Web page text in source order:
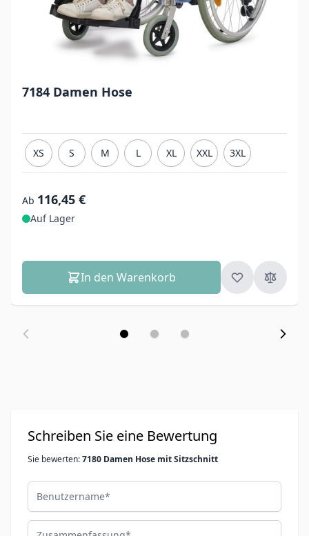
7184 Damen Hose
XS S M L XL XXL 3XL
Ab 116,45 €
Auf Lager
In den Warenkorb
Schreiben Sie eine Bewertung
Sie bewerten:7180 Damen Hose mit Sitzschnitt
Benutzername
Zusammenfassung